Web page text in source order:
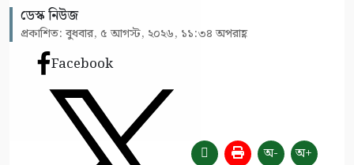
ডেস্ক নিউজ
প্রকাশিত: বুধবার, ৫ আগস্ট, ২০২৬, ১১:৩৪ অপরাহ্ণ
Facebook
অ- অ+